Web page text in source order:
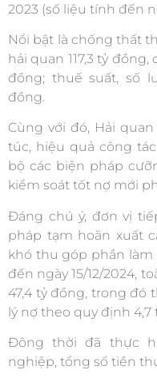
2023 (số liệu tính đến
Nổi bật là chống thất
hải quan 117,3 tỷ
đồng; thuế suất, số
đồng.
Cùng với đó, Hải
túc, hiệu quả công
bộ các biện pháp
kiểm soát tốt nợ mới
Đáng chú ý, đơn vị
pháp tạm hoãn xuất
khó thu góp phần làm
đến ngày 15/12/2024,
47,4 tỷ đồng, trong đó
lý nợ theo quy định 4,7
Đông thời đã thực
nghiệp, tổng số tiền